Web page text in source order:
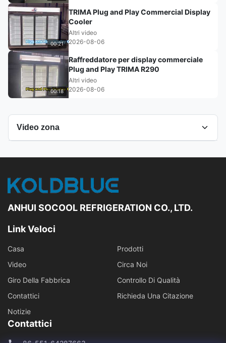
00:21
TRIMA Plug and Play Commercial Display
Cooler
Altri video
2026-08-06
00:18
Raffreddatore per display commerciale
Plug and Play TRIMA R290
Altri video
2026-08-06
Video zona
ANHUI SOCOOL REFRIGERATION CO., LTD.
Link Veloci
Casa
Prodotti
Video
Circa Noi
Giro Della Fabbrica
Controllo Di Qualità
Contattici
Richieda Una Citazione
Notizie
Contattici